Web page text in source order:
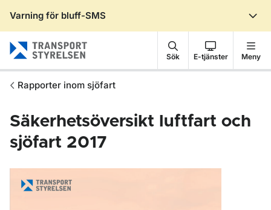
Varning för bluff-SMS
Sök E-tjänster Meny
Rapporter inom sjöfart
Säkerhetsöversikt luftfart och
sjöfart 2017